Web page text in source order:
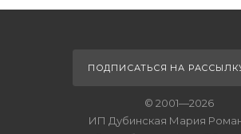
ПОДПИСАТЬСЯ НА
© 2001—2026
ИП Дубинская Мария